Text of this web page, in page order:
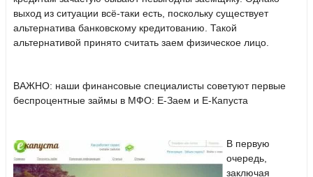
выход из ситуации всё-таки есть, поскольку существует
альтернатива банковскому кредитованию. Такой
альтернативой принято считать заем физическое лицо.
ВАЖНО: наши финансовые специалисты советуют первые
беспроцентные займы в МФО: Е-Заем и Е-Капуста
В первую
очередь,
заключая